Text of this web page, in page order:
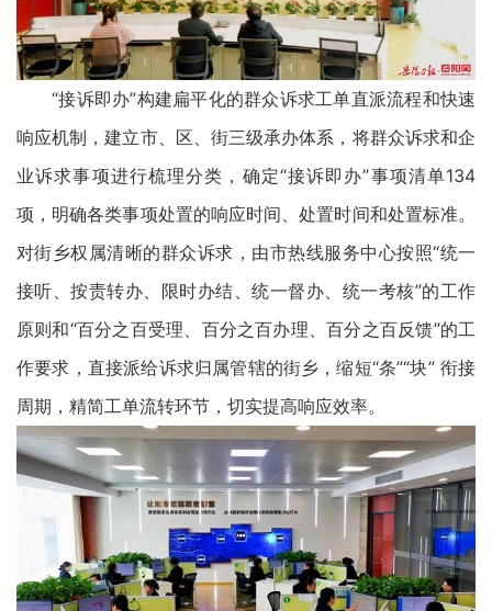
“接诉即办”构建扁平化的群众诉求工单直派流程和快速
响应机制，建立市、区、街三级承办体系，将群众诉求和企
业诉求事项进行梳理分类，确定“接诉即办”事项清单134
项，明确各类事项处置的响应时间、处置时间和处置标准。
对街乡权属清晰的群众诉求，由市热线服务中心按照“统一
接听、按责转办、限时办结、统一督办、统一考核”的工作
原则和“百分之百受理、百分之百办理、百分之百反馈”的工
作要求，直接派给诉求归属管辖的街乡，缩短“条”“块” 衔接
周期，精简工单流转环节，切实提高响应效率。